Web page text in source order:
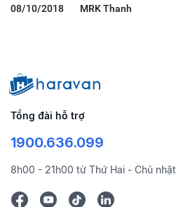
08/10/2018 MRK Thanh
Tổng đài hỗ trợ
1900.636.099
8h00 - 21h00 từ Thứ Hai - Chủ nhật